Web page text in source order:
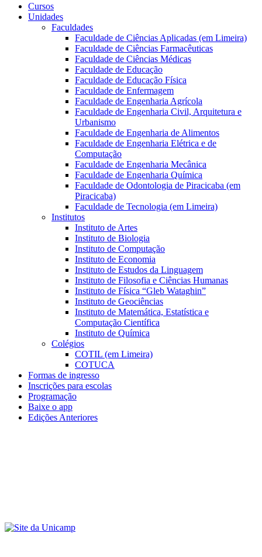
Cursos
Unidades
Faculdades
Faculdade de Ciências Aplicadas (em Limeira)
Faculdade de Ciências Farmacêuticas
Faculdade de Ciências Médicas
Faculdade de Educação
Faculdade de Educação Física
Faculdade de Enfermagem
Faculdade de Engenharia Agrícola
Faculdade de Engenharia Civil, Arquitetura e
Urbanismo
Faculdade de Engenharia de Alimentos
Faculdade de Engenharia Elétrica e de
Computação
Faculdade de Engenharia Mecânica
Faculdade de Engenharia Química
Faculdade de Odontologia de Piracicaba (em
Piracicaba)
Faculdade de Tecnologia (em Limeira)
Institutos
Instituto de Artes
Instituto de Biologia
Instituto de Computação
Instituto de Economia
Instituto de Estudos da Linguagem
Instituto de Filosofia e Ciências Humanas
Instituto de Física “Gleb Wataghin”
Instituto de Geociências
Instituto de Matemática, Estatística e
Computação Científica
Instituto de Química
Colégios
COTIL (em Limeira)
COTUCA
Formas de ingresso
Inscrições para escolas
Programação
Baixe o app
Edições Anteriores